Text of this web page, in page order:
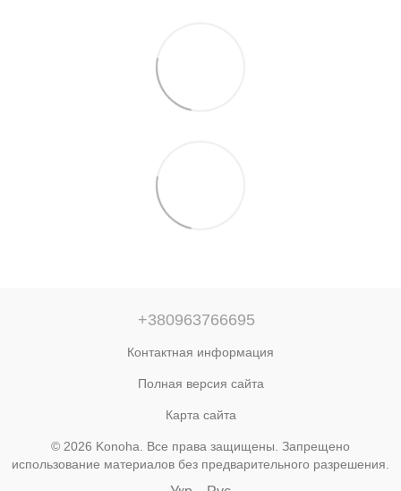
+380963766695
Контактная информация
Полная версия сайта
Карта сайта
© 2026 Konoha. Все права защищены. Запрещено
использование материалов без предварительного разрешения.